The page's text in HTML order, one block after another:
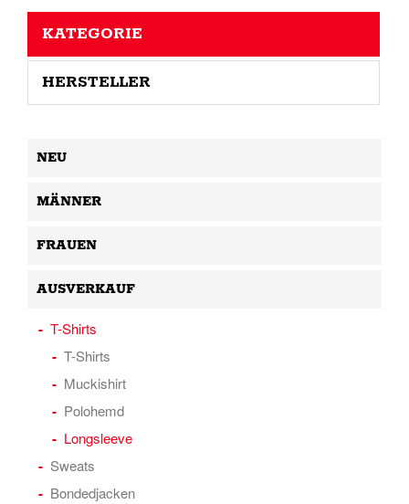
KATEGORIE
HERSTELLER
NEU
MÄNNER
FRAUEN
AUSVERKAUF
T-Shirts
T-Shirts
Muckishirt
Polohemd
Longsleeve
Sweats
Bondedjacken